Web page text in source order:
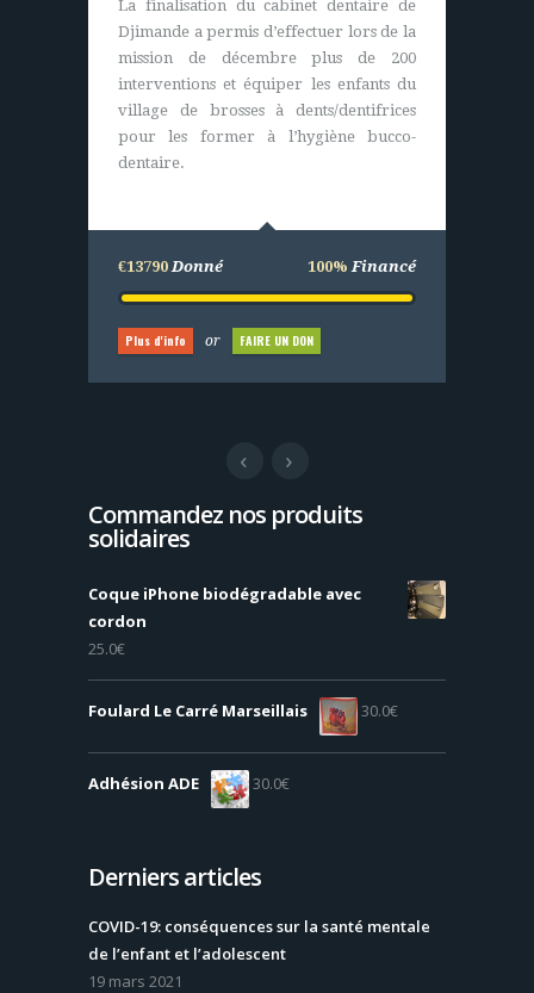
La finalisation du cabinet dentaire de
Djimande a permis d’effectuer lors de la
mission de décembre plus de 200
interventions et équiper les enfants du
village de brosses à dents/dentifrices
pour les former à l’hygiène bucco-
dentaire.
€13790 Donné 100% Financé
Plus d'info or FAIRE UN DON
le financement global de l’opération
pour l’achat de matériels (durables). Les
villageois eux construisent,
entretiennent et assurent le bon
fonctionnement du centre de santé.
€25000Donné 100%Financé
Commandez nos produits
solidaires
Coque iPhone biodégradable avec
cordon
25.0€
Foulard Le Carré Marseillais 30.0€
Adhésion ADE 30.0€
Derniers articles
COVID-19: conséquences sur la santé mentale
de l’enfant et l’adolescent
19 mars 2021